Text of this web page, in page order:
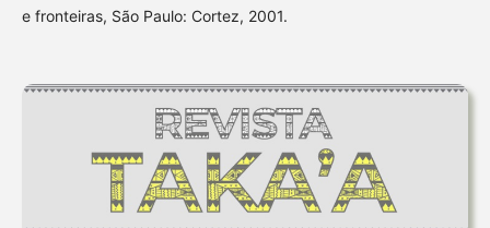
e fronteiras, São Paulo: Cortez, 2001.